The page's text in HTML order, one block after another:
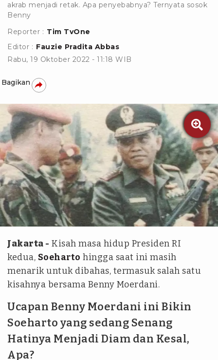
akrab menjadi retak. Apa penyebabnya? Ternyata sosok
Benny
Reporter : Tim TvOne
Editor : Fauzie Pradita Abbas
Rabu, 19 Oktober 2022 - 11:18 WIB
Bagikan

Istimewa
Jakarta - Kisah masa hidup Presiden RI
kedua, Soeharto hingga saat ini masih
menarik untuk dibahas, termasuk salah satu
kisahnya bersama Benny Moerdani.
Ucapan Benny Moerdani ini Bikin
Soeharto yang sedang Senang
Hatinya Menjadi Diam dan Kesal,
Apa?